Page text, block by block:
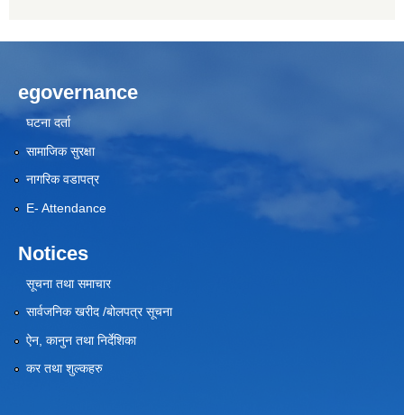
egovernance
घटना दर्ता
सामाजिक सुरक्षा
नागरिक वडापत्र
E- Attendance
Notices
सूचना तथा समाचार
सार्वजनिक खरीद /बोलपत्र सूचना
ऐन, कानुन तथा निर्देशिका
कर तथा शुल्कहरु